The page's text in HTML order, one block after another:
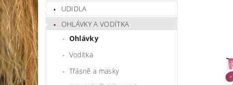
UDIDLA
OHLÁVKY A VODÍTKA
Ohlávky
Vodítka
Třásně a masky